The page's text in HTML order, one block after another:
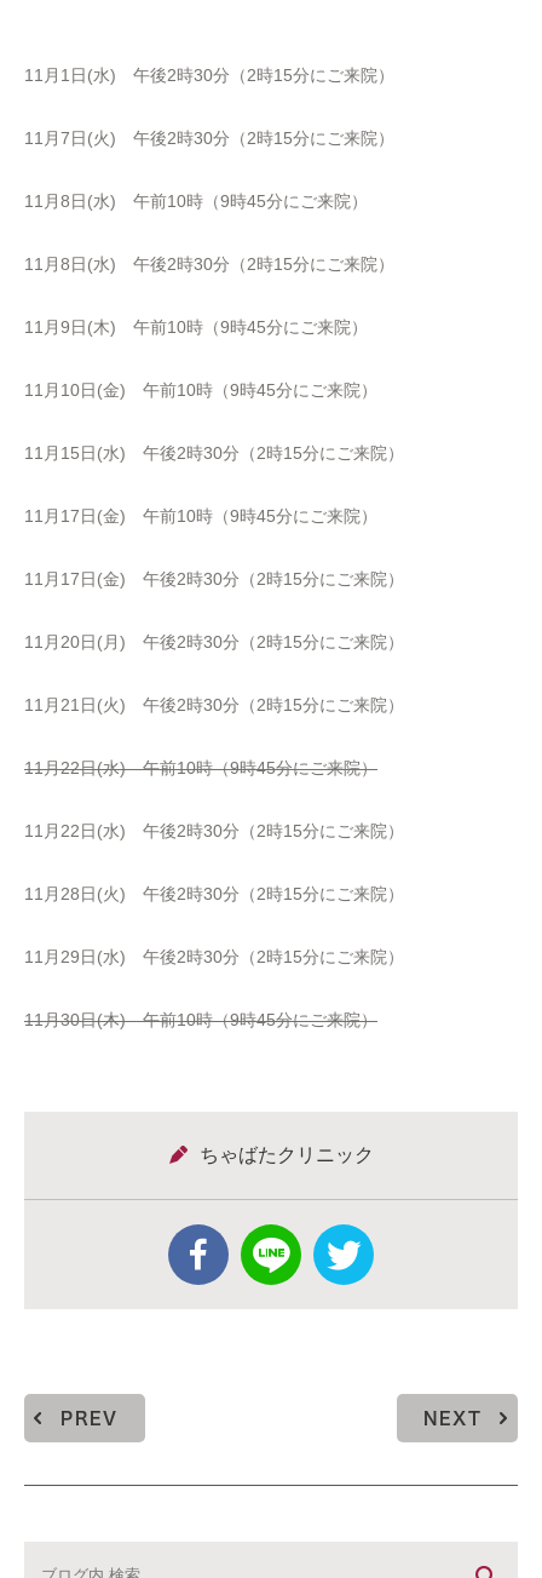
11月1日(水) 午後2時30分（2時15分にご来院）
11月7日(火) 午後2時30分（2時15分にご来院）
11月8日(水) 午前10時（9時45分にご来院）
11月8日(水) 午後2時30分（2時15分にご来院）
11月9日(木) 午前10時（9時45分にご来院）
11月10日(金) 午前10時（9時45分にご来院）
11月15日(水) 午後2時30分（2時15分にご来院）
11月17日(金) 午前10時（9時45分にご来院）
11月17日(金) 午後2時30分（2時15分にご来院）
11月20日(月) 午後2時30分（2時15分にご来院）
11月21日(火) 午後2時30分（2時15分にご来院）
11月22日(水) 午前10時（9時45分にご来院）
11月22日(水) 午後2時30分（2時15分にご来院）
11月28日(火) 午後2時30分（2時15分にご来院）
11月29日(水) 午後2時30分（2時15分にご来院）
11月30日(木) 午前10時（9時45分にご来院）
ちゃばたクリニック
PREV NEXT